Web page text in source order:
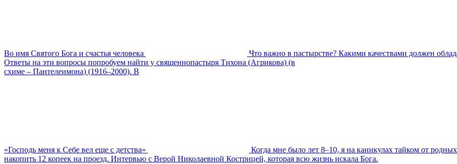
Во имя Святого Бога и счастья человека
Что важно в пастырстве? Какими качествами должен
Ответы на эти вопросы попробуем найти у священнопастыря Тихона (Агрикова) (в
схиме – Пантелеимона) (1916–2000). В
«Господь меня к Себе вел еще с детства»
Когда мне было лет 8–10, я на каникулах тайком от
накопить 12 копеек на проезд. Интервью с Верой Николаевной Кострицей, которая всю жизнь искала Бога.